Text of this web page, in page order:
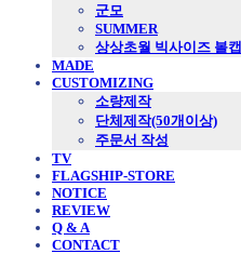
군모
SUMMER
상상초월 빅사이즈 볼캡
MADE
CUSTOMIZING
소량제작
단체제작(50개이상)
주문서 작성
TV
FLAGSHIP-STORE
NOTICE
REVIEW
Q & A
CONTACT